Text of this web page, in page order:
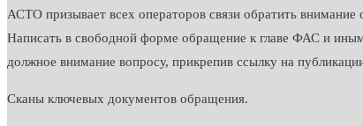
АСТО призывает всех операторов связи обратить
Написать в свободной форме обращение к главе ФАС и
должное внимание вопросу, прикрепив ссылку на
Сканы ключевых документов обращения.